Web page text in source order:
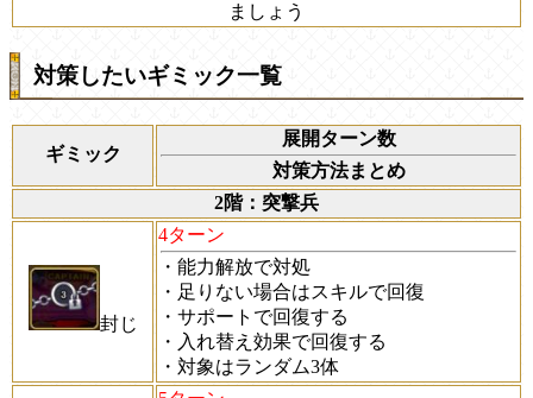
ましょう
対策したいギミック一覧
ギミック
展開ターン数
対策方法まとめ
2階：突撃兵
封じ
4ターン
・能力解放で対処
・足りない場合はスキルで回復
・サポートで回復する
・入れ替え効果で回復する
・対象はランダム3体